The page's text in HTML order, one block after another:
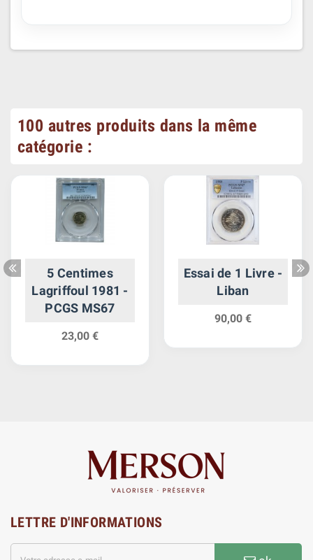
100 autres produits dans la même
catégorie :
5 Centimes
Lagriffoul 1981 -
PCGS MS67
23,00 €
Essai de 1 Livre -
Liban
90,00 €
LETTRE D'INFORMATIONS